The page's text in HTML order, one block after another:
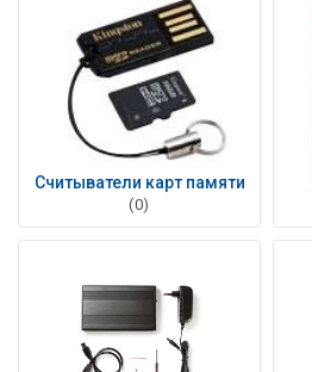
Считыватели карт памяти
(0)